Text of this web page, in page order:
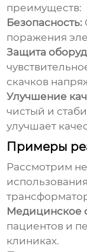
преимуществ:
Безопасность:
поражения
Защита
скачков
Улучшение
чистый и
улучшает
Примеры
Рассмотрим
использования
Медицинское
пациентов и
клиниках.